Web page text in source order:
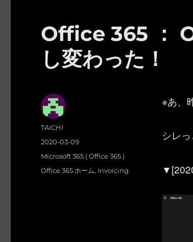
Office 365 ：
し変わった！
※あ、
シレ
投
稿
TAICHI
投
2020-03-09
カ
テ
Microsoft 365 ( Office 365 )
タ
Office 365 ホーム, Invoicing